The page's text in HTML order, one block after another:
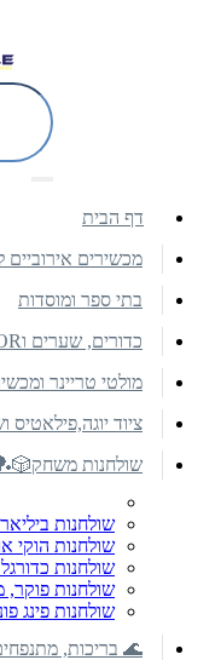
דף הבית
מכשירים אירוביים
בתי ספר ומוסדות
כדורים, שערים וOUTDOOR
מולטי טריינר
ציוד יוגה,פילאטיס
שולחנות
שולחנות
שולחנות הוקי
שולחנות
שולחנות פוקר,
שולחנות פינג
🌊 בריכות,